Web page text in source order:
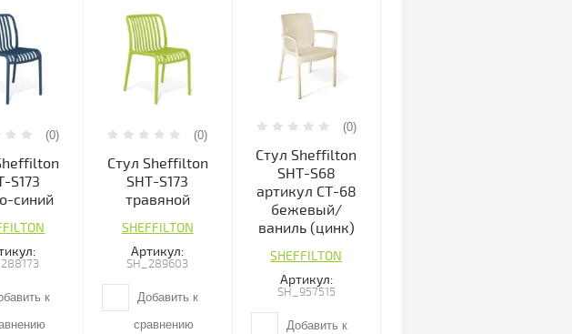
(0)
S173
синий
к
(0)
Стул Sheffilton
SHT-S173
травяной
SHEFFILTON
Артикул:
SH_289603
Добавить к
сравнению
(0)
Стул Sheffilton
SHT-S68
артикул СТ-68
бежевый/
ваниль (цинк)
SHEFFILTON
Артикул:
SH_957515
Добавить к